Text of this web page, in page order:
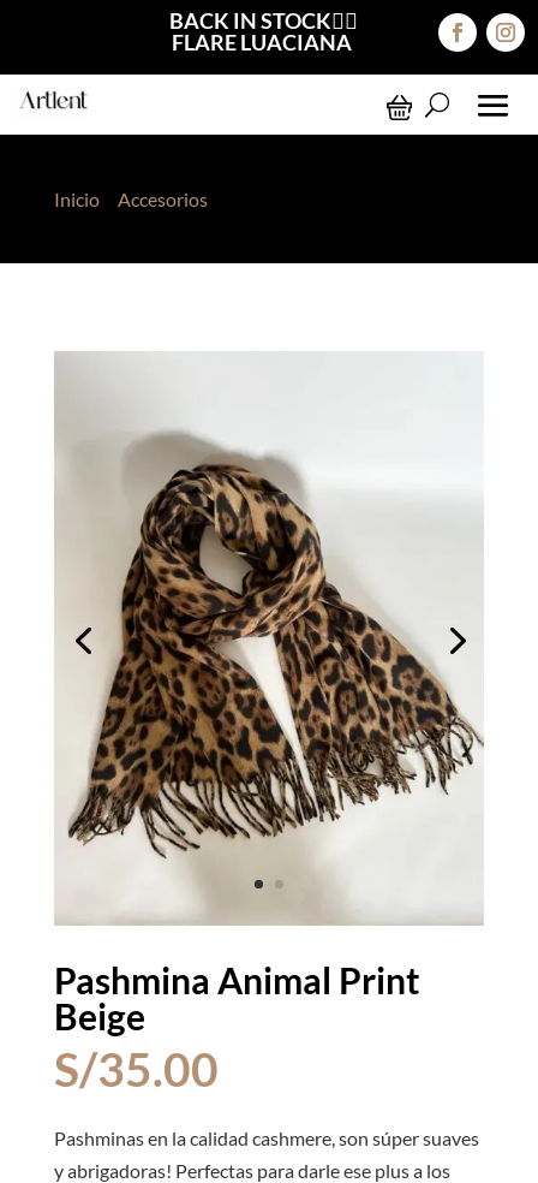
BACK IN STOCK❤️‍🔥
FLARE LUACIANA
Inicio> Accesorios> Pashmina Animal Print Beige
Pashmina Animal Print
Beige
S/35.00
Pashminas en la calidad cashmere, son súper suaves
y abrigadoras! Perfectas para darle ese plus a los